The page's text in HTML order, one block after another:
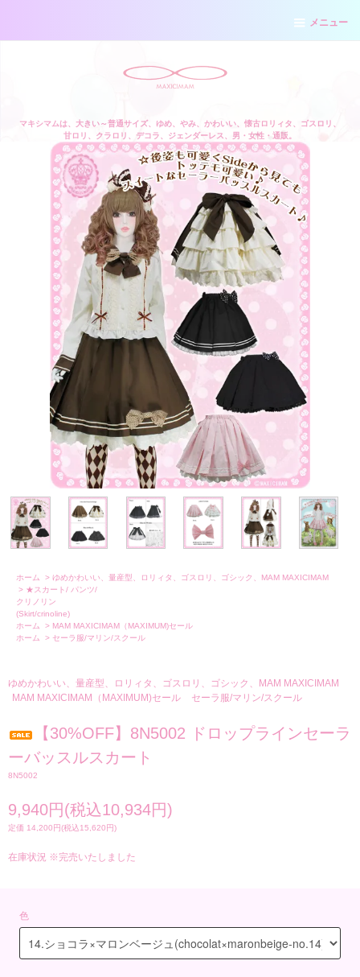
メニュー
マキシマムは、大きい～普通サイズ、ゆめ、やみ、かわいい、懐古ロリィタ、ゴスロリ、
甘ロリ、クラロリ、デコラ、ジェンダーレス、男・女性・通販。
ホーム > ゆめかわいい、量産型、ロリィタ、ゴスロリ、ゴシック、MAM MAXICIMAM
> ★スカート/ パンツ/
クリノリン
(Skirt/crinoline)
ホーム
> MAM MAXICIMAM（MAXIMUM)セール
ホーム
> セーラ服/マリン/スクール
ゆめかわいい、量産型、ロリィタ、ゴスロリ、ゴシック、MAM MAXICIMAM
MAM MAXICIMAM（MAXIMUM)セール
セーラ服/マリン/スクール
【30%OFF】8N5002 ドロップラインセーラ
ーバッスルスカート
8N5002
9,940円(税込10,934円)
定価 14,200円(税込15,620円)
在庫状況 ※完売いたしました
色